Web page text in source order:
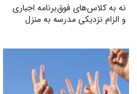
نه به کلاس‌های فوق‌برنامه اجباری
و الزام نزدیکی مدرسه به منزل